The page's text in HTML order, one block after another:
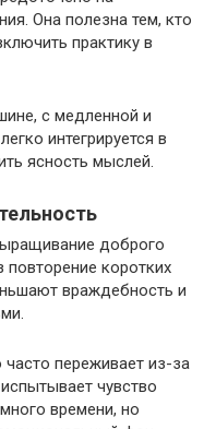
Она полезна тем, кто
практику в
с медленной и
интегрируется в
ясность мыслей.
доброго
коротких
враждебность и
часто переживает из-за
чувство
времени, но